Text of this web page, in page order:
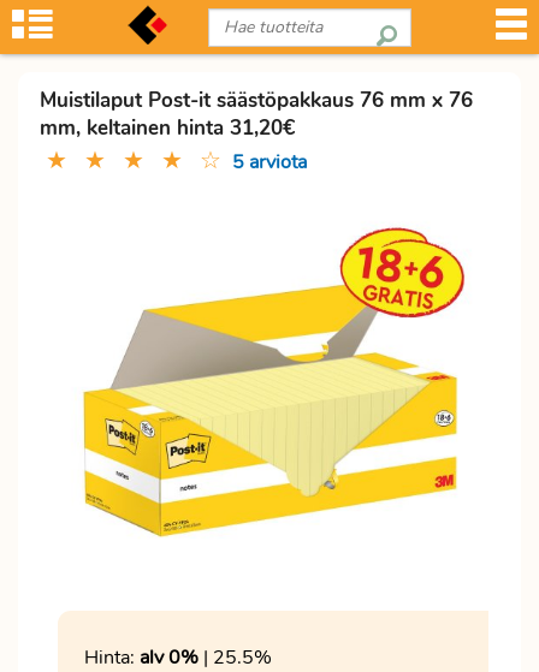
Muistilaput Post-it säästöpakkaus 76 mm x 76
mm, keltainen hinta 31,20€
★ ★ ★ ★ ☆ 5 arviota
Hinta: alv 0% | 25.5%